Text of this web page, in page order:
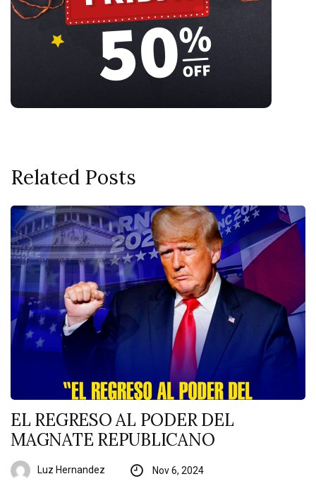
Related Posts
EL REGRESO AL PODER DEL
MAGNATE REPUBLICANO
Luz Hernandez Nov 6, 2024